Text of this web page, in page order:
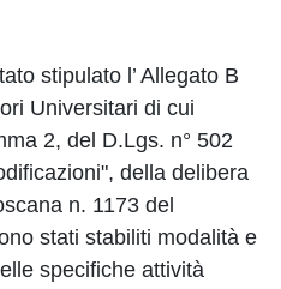
stipulato l’ Allegato B
Universitari di cui
2, del D.Lgs. n° 502
della delibera
n. 1173 del
stati stabiliti modalità e
specifiche attività